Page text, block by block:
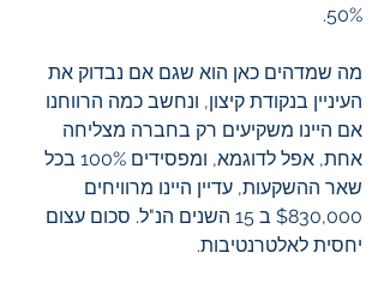
50%.
מה שמדהים כאן הוא שגם אם נבדוק את
העיניין בנקודת קיצון, ונחשב כמה הרווחנו
אם היינו משקיעים רק בחברה מצליחה
אחת, אפל לדוגמא, ומפסידים 100% בכל
שאר ההשקעות, עדיין היינו מרוויחים
$830,000 ב 15 השנים הנ"ל. סכום עצום
יחסית לאלטרנטיבות.